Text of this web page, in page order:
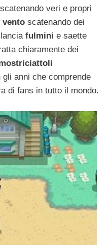
veri e propri
vento scatenando dei
fulmini e saette
chiaramente dei
anni che comprende
di fans in tutto il mondo.